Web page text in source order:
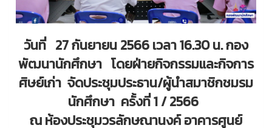
วันที่ 27 กันยายน 2566 เวลา 16.30 น. กอง
พัฒนานักศึกษา โดยฝ่ายกิจกรรมและกิจการ
ศิษย์เก่า จัดประชุมประธาน/ผู้นำสมาชิกชมรม
นักศึกษา ครั้งที่ 1 / 2566
ณ ห้องประชุมวรลักษณานงค์ อาคารศูนย์